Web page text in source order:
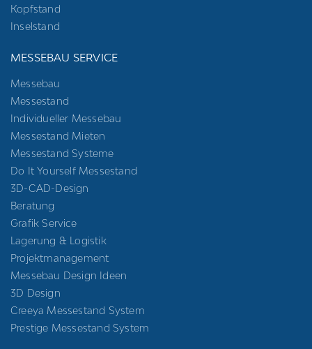
Kopfstand
Inselstand
MESSEBAU SERVICE
Messebau
Messestand
Individueller Messebau
Messestand Mieten
Messestand Systeme
Do It Yourself Messestand
3D-CAD-Design
Beratung
Grafik Service
Lagerung & Logistik
Projektmanagement
Messebau Design Ideen
3D Design
Creeya Messestand System
Prestige Messestand System